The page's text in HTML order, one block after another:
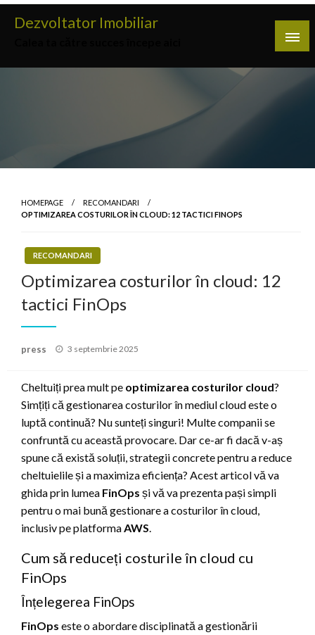
Skip
Dezvoltator Imobiliar
HOMEPAGE
RECOMANDARI
OPTIMIZAREA COSTURILOR ÎN CLOUD: 12 TACTICI FINOPS
RECOMANDARI
Optimizarea costurilor în cloud: 12
tactici FinOps
press
Posted
3 septembrie 2025
Cheltuiți prea mult pe optimizarea costurilor cloud?
Simțiți că gestionarea costurilor în mediul cloud este o
luptă continuă? Nu sunteți singuri! Multe companii se
confruntă cu această provocare. Dar ce-ar fi dacă v-aș
spune că există soluții, strategii concrete pentru a reduce
cheltuielile și a maximiza eficiența? Acest articol vă va
ghida prin lumea FinOps și vă va prezenta pași simpli
pentru o mai bună gestionare a costurilor în cloud,
inclusiv pe platformaAWS.
Cum să reduceți costurile în cloud cu
FinOps
Înțelegerea FinOps
FinOps este o abordare disciplinată a gestionării